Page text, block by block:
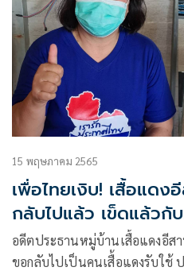
15 พฤษภาคม 2565
เพื่อไทยเงิบ! เสื้อแดง
กลับไปแล้ว เข็ดแล้วกั
อดีตประธานหมู่บ้านเสื้อแดงอีส
ขอกลับไปเป็นคนเสื้อแดงรับใช้